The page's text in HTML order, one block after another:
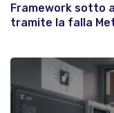
Framework sotto
tramite la falla